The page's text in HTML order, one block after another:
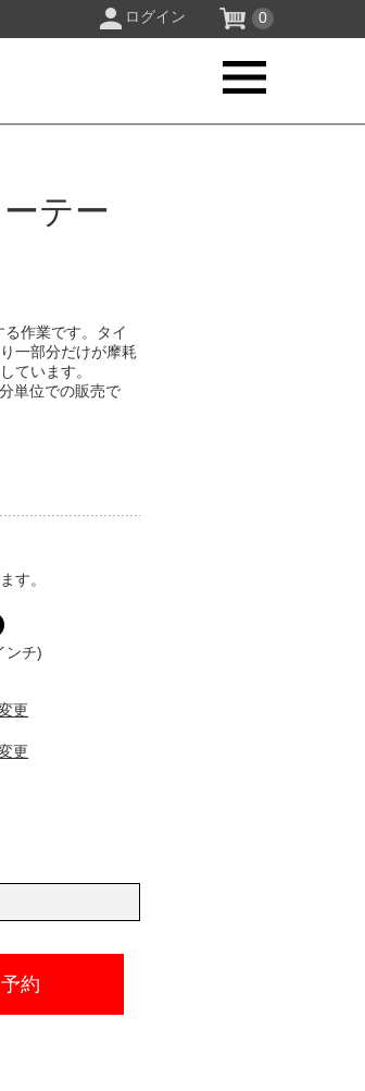
ログイン 0
テー
作業です。タイ
一部分だけが摩耗
ています。
単位での販売で
す。
ンチ)
更
更
約